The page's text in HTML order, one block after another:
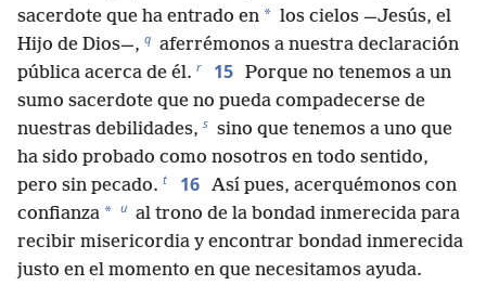
sacerdote que ha entrado en * los cielos —Jesús, el
Hijo de Dios—, q aferrémonos a nuestra declaración
pública acerca de él. r 15 Porque no tenemos a un
sumo sacerdote que no pueda compadecerse de
nuestras debilidades, s sino que tenemos a uno que
ha sido probado como nosotros en todo sentido,
pero sin pecado. t 16 Así pues, acerquémonos con
confianza * u al trono de la bondad inmerecida para
recibir misericordia y encontrar bondad inmerecida
justo en el momento en que necesitamos ayuda.